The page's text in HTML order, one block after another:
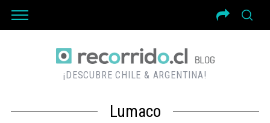
¡DESCUBRE CHILE & ARGENTINA!
Lumaco